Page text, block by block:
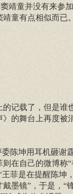
靖童并没有来参
童有点相似而已
记载了，但是谁
》的舞台上再度被
委陈坤用耳机砸谢
在自己的微博称“
菲是在提醒陈坤
墨镜”，于是，“